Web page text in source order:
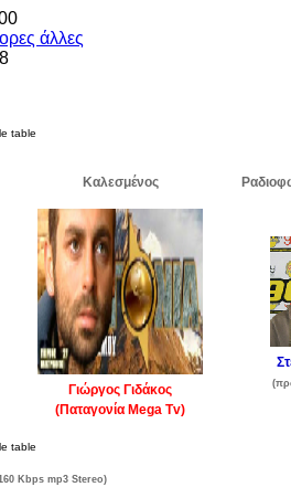
άλλες
Καλεσμένος
Γιώργος Γιδάκος
(Παταγονία Mega Tv)
Kbps mp3 Stereo)